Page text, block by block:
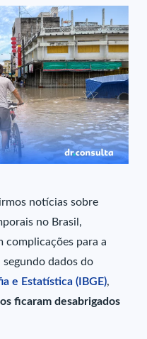
notícias sobre
no Brasil,
complicações para a
dados do
e Estatística (IBGE),
ficaram desabrigados